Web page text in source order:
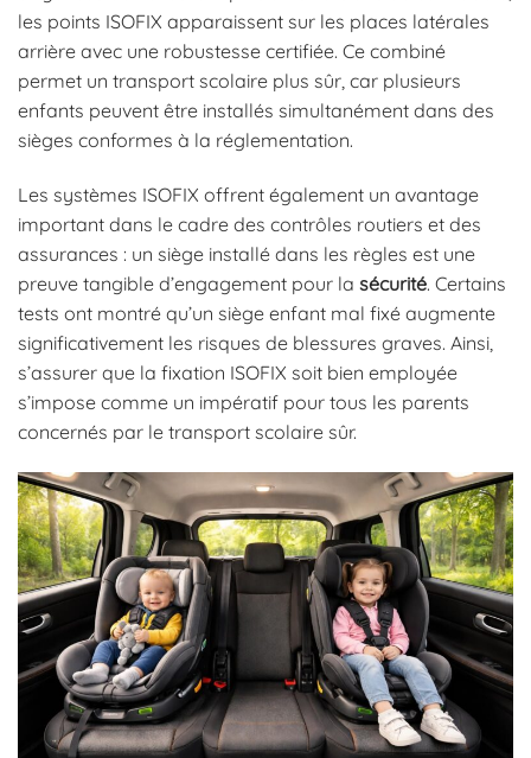
les points ISOFIX apparaissent sur les places latérales
arrière avec une robustesse certifiée. Ce combiné
permet un transport scolaire plus sûr, car plusieurs
enfants peuvent être installés simultanément dans des
sièges conformes à la réglementation.
Les systèmes ISOFIX offrent également un avantage
important dans le cadre des contrôles routiers et des
assurances : un siège installé dans les règles est une
preuve tangible d’engagement pour la sécurité. Certains
tests ont montré qu’un siège enfant mal fixé augmente
significativement les risques de blessures graves. Ainsi,
s’assurer que la fixation ISOFIX soit bien employée
s’impose comme un impératif pour tous les parents
concernés par le transport scolaire sûr.